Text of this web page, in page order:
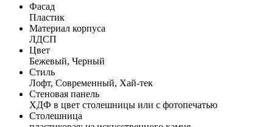
Фасад
Пластик
Материал корпуса
ЛДСП
Цвет
Бежевый, Черный
Стиль
Лофт, Современный, Хай-тек
Стеновая панель
ХДФ в цвет столешницы или с фотопечатью
Столешница